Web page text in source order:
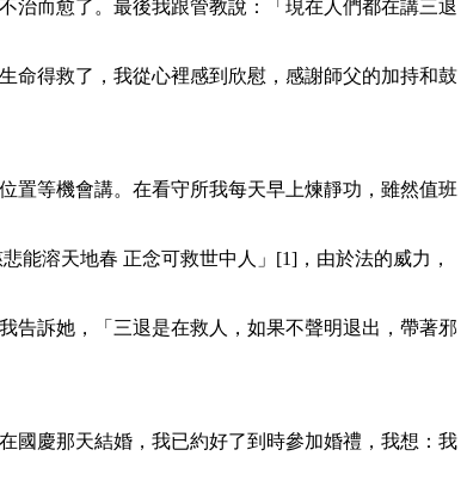
治而愈了。最後我跟管教說：「現在人們都在講三退
命得救了，我從心裡感到欣慰，感謝師父的加持和鼓
置等機會講。在看守所我每天早上煉靜功，雖然值班
能溶天地春 正念可救世中人」[1]，由於法的威力，
告訴她，「三退是在救人，如果不聲明退出，帶著邪
國慶那天結婚，我已約好了到時參加婚禮，我想：我